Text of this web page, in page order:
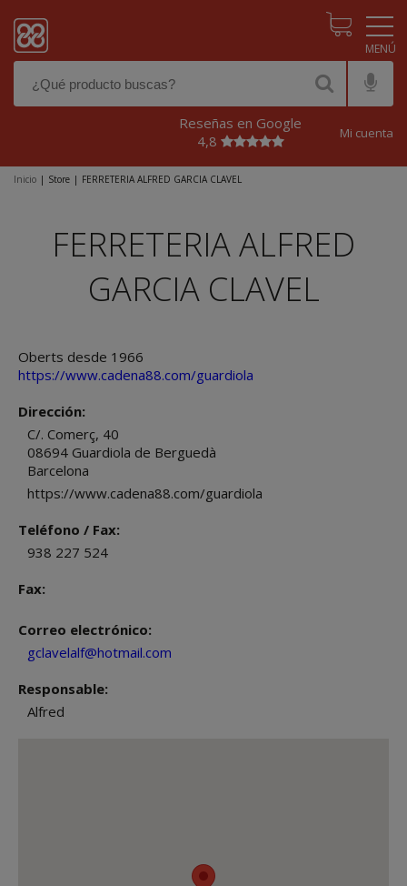
Reseñas en Google
4,8
Mi cuenta
Inicio | Store | FERRETERIA ALFRED GARCIA CLAVEL
FERRETERIA ALFRED
GARCIA CLAVEL
Oberts desde 1966
https://www.cadena88.com/guardiola
Dirección:
C/. Comerç, 40
08694 Guardiola de Berguedà
Barcelona
https://www.cadena88.com/guardiola
Teléfono / Fax:
938 227 524
Fax:
Correo electrónico:
gclavelalf@hotmail.com
Responsable:
Alfred